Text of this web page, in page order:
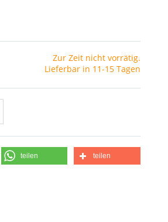
Zur Zeit nicht vorrätig.
Lieferbar in 11-15 Tagen
teilen teilen